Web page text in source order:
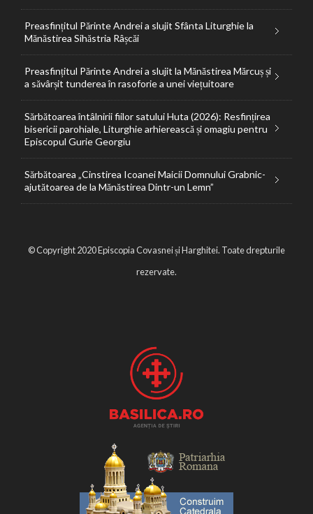
Preasfințitul Părinte Andrei a slujit Sfânta Liturghie la
Mănăstirea Sihăstria Râșcăi
Preasfințitul Părinte Andrei a slujit la Mănăstirea Mărcuș și
a săvârșit tunderea în rasoforie a unei viețuitoare
Sărbătoarea întâlnirii fiilor satului Huta (2026): Resfințirea
bisericii parohiale, Liturghie arhierească și omagiu pentru
Episcopul Gurie Georgiu
Sărbătoarea „Cinstirea Icoanei Maicii Domnului Grabnic-
ajutătoarea de la Mănăstirea Dintr-un Lemn”
© Copyright 2020 Episcopia Covasnei și Harghitei. Toate drepturile
rezervate.